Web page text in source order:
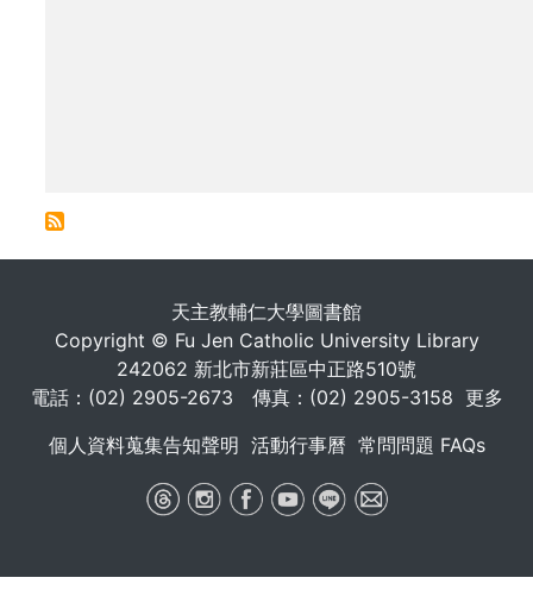
天主教輔仁大學圖書館
Copyright © Fu Jen Catholic University Library
242062 新北市新莊區中正路510號
電話：(02) 2905-2673 傳真：(02) 2905-3158 更多
個人資料蒐集告知聲明 活動行事曆 常問問題 FAQs